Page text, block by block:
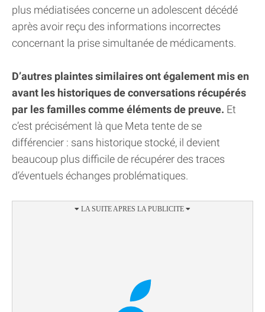
plus médiatisées concerne un adolescent décédé
après avoir reçu des informations incorrectes
concernant la prise simultanée de médicaments.
D’autres plaintes similaires ont également mis en
avant les historiques de conversations récupérés
par les familles comme éléments de preuve. Et
c’est précisément là que Meta tente de se
différencier : sans historique stocké, il devient
beaucoup plus difficile de récupérer des traces
d’éventuels échanges problématiques.